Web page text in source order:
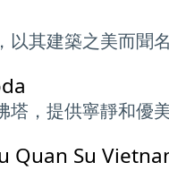
其建築之美而聞
，提供寧靜和優美
Quan Su